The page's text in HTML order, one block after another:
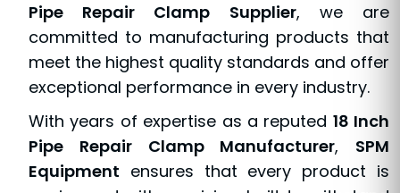
Pipe Repair Clamp Supplier, we are
committed to manufacturing products that
meet the highest quality standards and offer
exceptional performance in every industry.
With years of expertise as a reputed 18 Inch
Pipe Repair Clamp Manufacturer, SPM
Equipment ensures that every product is